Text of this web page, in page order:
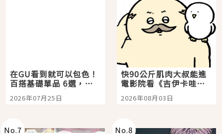
在GU看到就可以包色！
百搭基礎單品 6選，閉
眼全收也不心疼
2026年07月25日
快90公斤肌肉大叔能進
電影院看《吉伊卡哇》
嗎？日本重金屬樂團
「打首」會長與nagano
2026年08月03日
No.7 No.8